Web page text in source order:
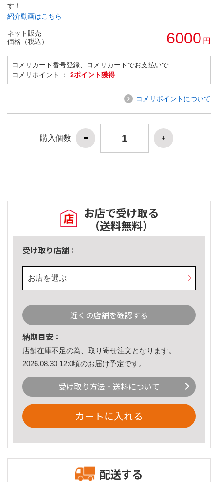
す！
紹介動画はこちら
ネット販売
価格（税込）
6000 円
コメリカード番号登録、コメリカードでお支払いで
コメリポイント ： 2ポイント獲得
コメリポイントについて
購入個数
お店で受け取る
（送料無料）
受け取り店舗：
お店を選ぶ
近くの店舗を確認する
納期目安：
店舗在庫不足の為、取り寄せ注文となります。
2026.08.30 12:0頃のお届け予定です。
受け取り方法・送料について
カートに入れる
配送する